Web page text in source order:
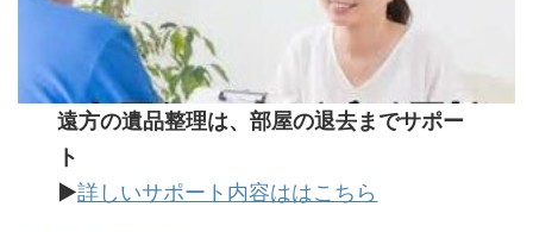
遠方の遺品整理は、部屋の退去までサポー
ト
▶詳しいサポート内容ははこちら